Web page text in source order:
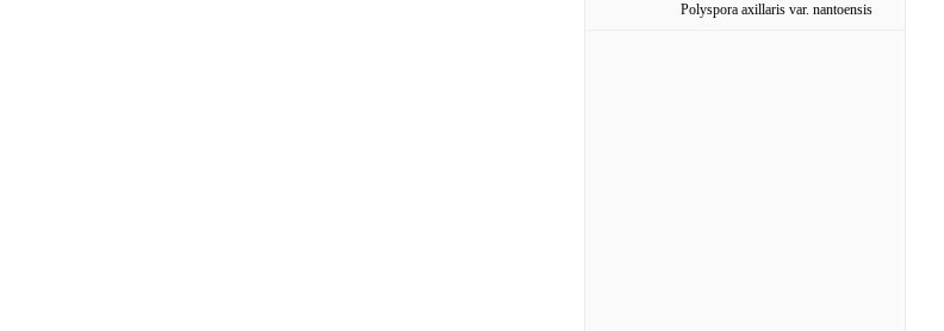
Polyspora axillaris var. nantoensis